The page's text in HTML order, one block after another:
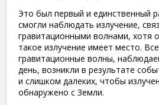
Это был первый и единственный
смогли наблюдать излучение,
гравитационными волнами, хотя
такое излучение имеет место.
гравитационные волны,
день, возникли в результате
и слишком далеких, чтобы
обнаружено с Земли.